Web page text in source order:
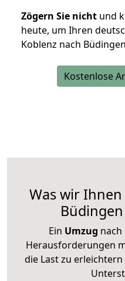
Zögern Sie nicht und
heute, um Ihren
Koblenz nach
Kostenlose
Was wir
Ein Umzug nach
Herausforderungen
die Last zu